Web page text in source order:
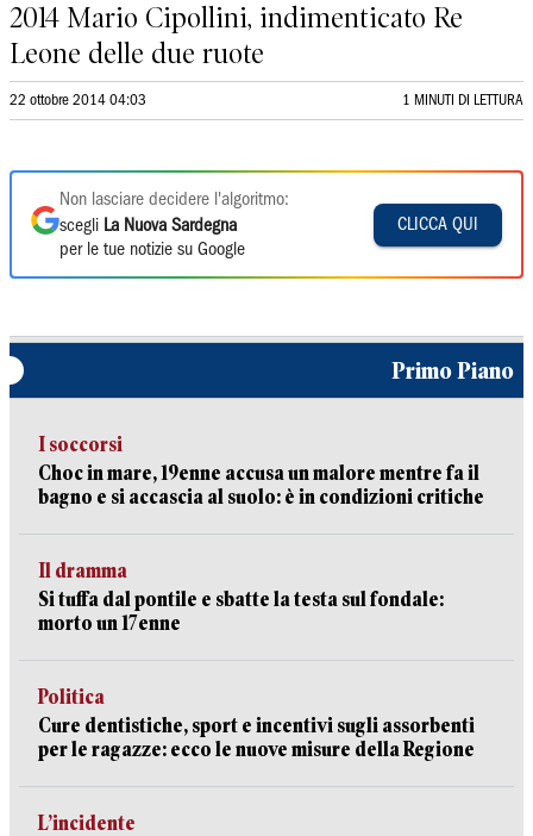
2014 Mario Cipollini, indimenticato Re
Leone delle due ruote
22 ottobre 2014 04:03 1 MINUTI DI LETTURA
Non lasciare decidere l'algoritmo:
scegli La Nuova Sardegna
per le tue notizie su Google
CLICCA QUI
Primo Piano
I soccorsi
Choc in mare, 19enne accusa un malore mentre fa il
bagno e si accascia al suolo: è in condizioni critiche
Il dramma
Si tuffa dal pontile e sbatte la testa sul fondale:
morto un 17enne
Politica
Cure dentistiche, sport e incentivi sugli assorbenti
per le ragazze: ecco le nuove misure della Regione
L’incidente